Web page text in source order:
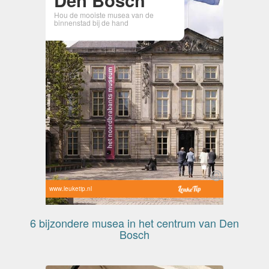
Hou de mooiste musea van de
binnenstad bij de hand
www.leuketip.nl
6 bijzondere musea in het centrum van Den
Bosch